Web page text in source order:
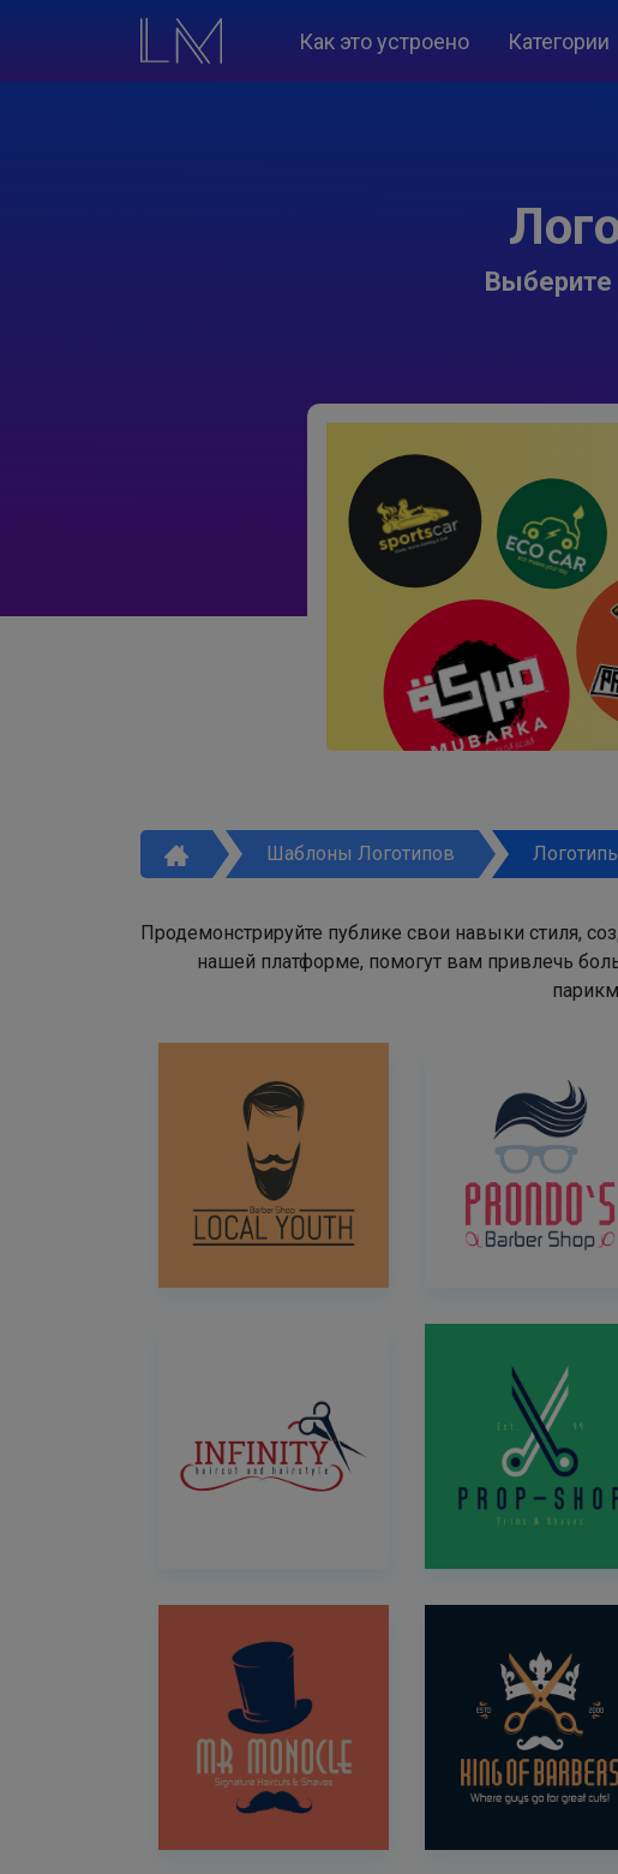
Как это устроено Категории
Выберите
Шаблоны Логотипов
Продемонстрируйте публике свои навыки стиля,
нашей платформе, помогут вам привлечь